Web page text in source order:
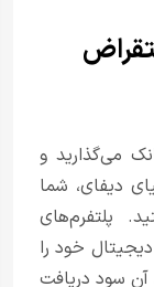
می‌گذارید و
دیفای، شما
پلتفرم‌های
خود را
آن سود دریافت